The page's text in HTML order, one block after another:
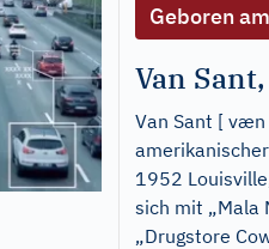
Geboren
Van
Van Sant [ væn
1952
sich mit „Mala
„Drugstore